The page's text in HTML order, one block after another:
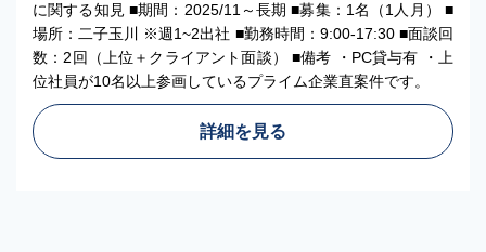
に関する知見 ■期間：2025/11～長期 ■募集：1名（1人月） ■
場所：二子玉川 ※週1~2出社 ■勤務時間：9:00-17:30 ■面談回
数：2回（上位＋クライアント面談） ■備考 ・PC貸与有 ・上
位社員が10名以上参画しているプライム企業直案件です。
詳細を見る